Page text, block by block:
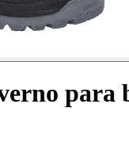
para